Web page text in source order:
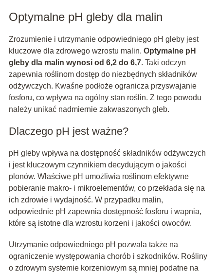
Optymalne pH gleby dla malin
Zrozumienie i utrzymanie odpowiedniego pH gleby jest
kluczowe dla zdrowego wzrostu malin. Optymalne pH
gleby dla malin wynosi od 6,2 do 6,7. Taki odczyn
zapewnia roślinom dostęp do niezbędnych składników
odżywczych. Kwaśne podłoże ogranicza przyswajanie
fosforu, co wpływa na ogólny stan roślin. Z tego powodu
należy unikać nadmiernie zakwaszonych gleb.
Dlaczego pH jest ważne?
pH gleby wpływa na dostępność składników odżywczych
i jest kluczowym czynnikiem decydującym o jakości
plonów. Właściwe pH umożliwia roślinom efektywne
pobieranie makro- i mikroelementów, co przekłada się na
ich zdrowie i wydajność. W przypadku malin,
odpowiednie pH zapewnia dostępność fosforu i wapnia,
które są istotne dla wzrostu korzeni i jakości owoców.
Utrzymanie odpowiedniego pH pozwala także na
ograniczenie występowania chorób i szkodników. Rośliny
o zdrowym systemie korzeniowym są mniej podatne na